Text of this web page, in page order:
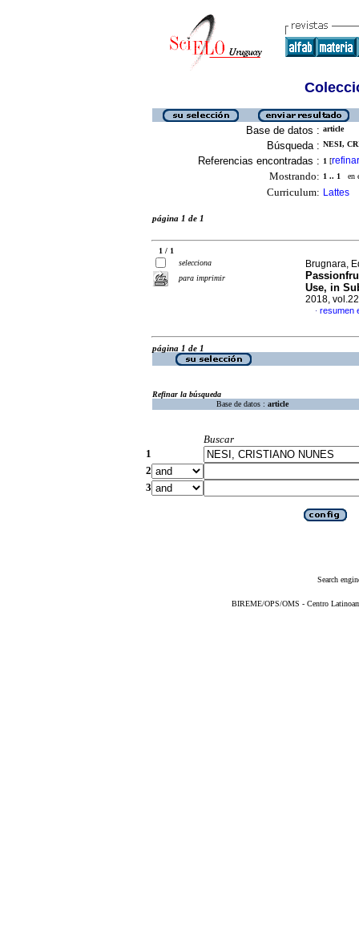
Base de datos : article
Búsqueda : NESI,
Referencias encontradas : 1 [refinar
Mostrando: 1 .. 1 en
Curriculum: Lattes
página 1 de 1
1 / 1
selecciona
para imprimir
Brugnara,
Use, in
2018,
· resumen
página 1 de 1
Refinar la búsqueda
Base de datos : article
Buscar
1
2
3
Search
BIREME/OPS/OMS - Centro